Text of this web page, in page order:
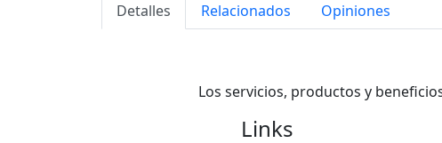
Detalles Relacionados Opiniones
Los servicios, productos y
Links